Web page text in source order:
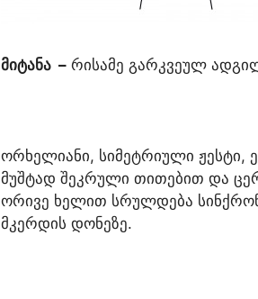
მიტანა – რისამე გარკვეულ
ორხელიანი, სიმეტრიული ჟესტი,
მუშტად შეკრული თითებით და
ორივე ხელით სრულდება
მკერდის დონეზე.